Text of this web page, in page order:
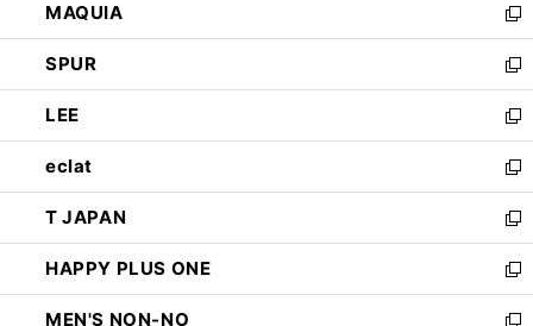
ド
ウ
で
開
く
ィ
ン
ド
ウ
で
開
く
い
ウ
ィ
ン
ド
ウ
で
開
く
MAQUIA
新
し
い
ウ
ィ
ン
ド
ウ
で
開
く
SPUR
新
し
い
ウ
ィ
ン
ド
ウ
で
開
く
LEE
新
し
い
ウ
ィ
ン
ド
ウ
で
eclat
新
し
い
ウ
ィ
ン
ド
T JAPAN
新
し
い
ウ
HAPPY PLUS ONE
新
し
MEN'S NON-NO